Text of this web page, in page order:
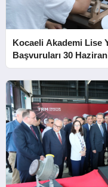
Kocaeli Akademi Lise
Başvuruları 30
Eriyor